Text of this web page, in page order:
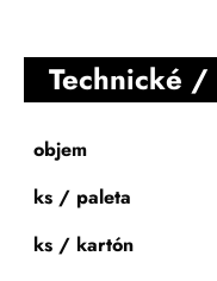
Technické
objem
ks / paleta
ks / kartón